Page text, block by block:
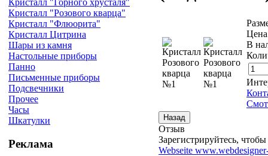
Кристалл "Горного хрусталя"
Кристалл "Розового кварца"
Кристалл "Флюорита"
Кристалл Цитрина
Шары из камня
Настольные приборы
Панно
Письменные приборы
Подсвечники
Прочее
Часы
Шкатулки
Реклама
В
Отзыв
Зарегистрируйтесь, чтобы
Webseite